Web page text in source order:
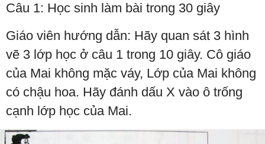
Câu 1: Học sinh làm bài trong 30 giây
Giáo viên hướng dẫn: Hãy quan sát 3 hình
vẽ 3 lớp học ở câu 1 trong 10 giây. Cô giáo
của Mai không mặc váy, Lớp của Mai không
có chậu hoa. Hãy đánh dấu X vào ô trống
cạnh lớp học của Mai.